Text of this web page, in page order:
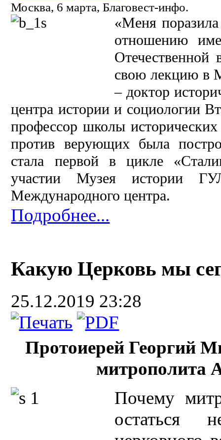
Москва, 6 марта, Благовест-инфо.
«Меня
отношению
свою лекцию в
– доктор
центра истории и социологии
профессор школы
против верующих была
стала первой в цикле
участии Музея истории
Международного центра.
Подробнее...
Какую Церковь мы
25.12.2019 23:28
Протоиерей Георгий
митрополита
Почему
остаться